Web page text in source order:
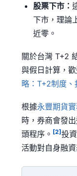
股票下市：
下市，理論
近零。
關於台灣 T+2
與假日計算，
略：T+2制度
根據永豐期貨
時，券商會發
頭程序。 [2]投
活動對自身融